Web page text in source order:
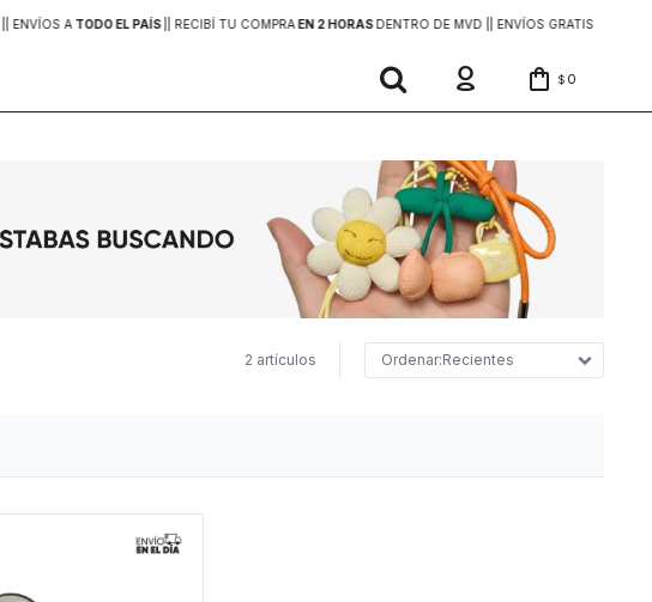
| ENVÍOS A TODO EL PAÍS | RECIBÍ TU COMPRAEN 2 HORASDENTRO DE MVD | | ENVÍOS GRATIS
$ 0
2 artículos Recientes